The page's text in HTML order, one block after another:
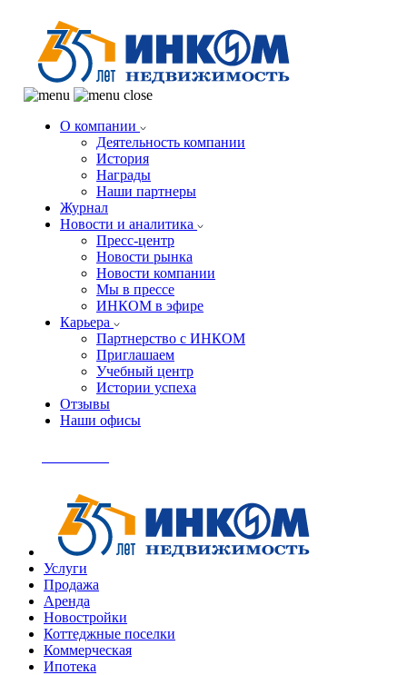
О компании
Деятельность компании
История
Награды
Наши партнеры
Журнал
Новости и аналитика
Пресс-центр
Новости рынка
Новости компании
Мы в прессе
ИНКОМ в эфире
Карьера
Партнерство с ИНКОМ
Приглашаем
Учебный центр
Истории успеха
Отзывы
Наши офисы
Услуги
Продажа
Аренда
Новостройки
Коттеджные поселки
Коммерческая
Ипотека